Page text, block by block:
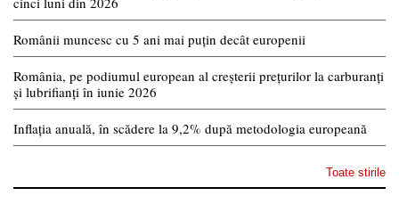
Românii muncesc cu 5 ani mai puțin decât europenii
România, pe podiumul european al creșterii prețurilor la carburanți
și lubrifianți în iunie 2026
Inflația anuală, în scădere la 9,2% după metodologia europeană
Toate stirile